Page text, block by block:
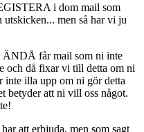
i dom mail som
utskicken... men så har vi ju
ÄNDÅ får mail som ni inte
och då fixar vi till detta om ni
inte illa upp om ni gör detta
betyder att ni vill oss något.
att erbjuda, men som sagt